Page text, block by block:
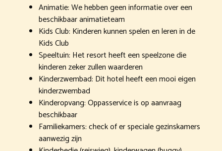
Animatie: We hebben geen informatie over een
beschikbaar animatieteam
Kids Club: Kinderen kunnen spelen en leren in de
Kids Club
Speeltuin: Het resort heeft een speelzone die
kinderen zeker zullen waarderen
Kinderzwembad: Dit hotel heeft een mooi eigen
kinderzwembad
Kinderopvang: Oppasservice is op aanvraag
beschikbaar
Familiekamers: check of er speciale gezinskamers
aanwezig zijn